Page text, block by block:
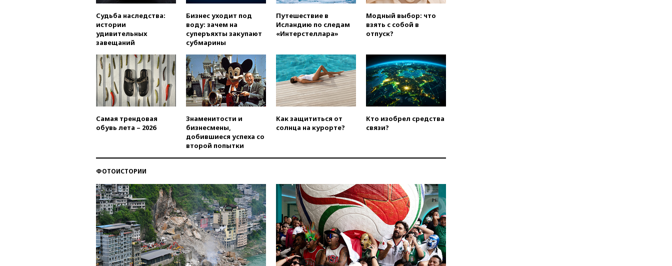
постановил остановить
строительство бального зала в
Белом доме
вчера, 20:15Сенат США
одобрил ужесточение
санкций против России и
Ирана
вчера, 20:00СК возбудил дело
против журналистки Катерины
фигуристкам Валиевой и
впервые совершил
официальный визит в Сербию
вчера, 19:19Россиянка
погибла во Французских
Альпах
вчера, 19:00Открытое
горение на складе в Брянске
Судьба наследства:
истории
удивительных
завещаний
Бизнес уходит под
воду: зачем на
суперъяхты закупают
субмарины
Путешествие в
Исландию по следам
«Интерстеллара»
Модный выбор: что
взять с собой в
отпуск?
Самая трендовая
обувь лета – 2026
Знаменитости и
бизнесмены,
добившиеся успеха со
второй попытки
Как защититься от
солнца на курорте?
Кто изобрел средства
связи?
ФОТОИСТОРИИ